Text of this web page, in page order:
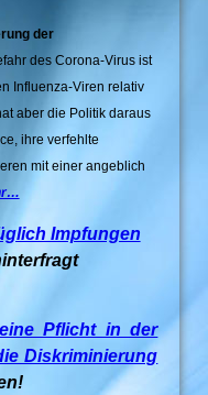
der
des Corona-Virus ist
Influenza-Viren relativ
aber die Politik daraus
ihre verfehlte
mit einer angeblich
Impfungen
Pflicht in der
Diskriminierung